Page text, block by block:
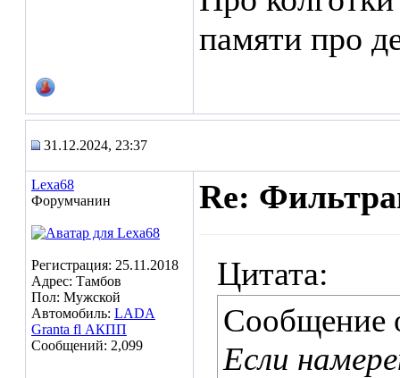
памяти про
31.12.2024, 23:37
Lexa68
Форумчанин
Регистрация: 25.11.2018
Адрес: Тамбов
Пол: Мужской
Автомобиль: LADA
Granta fl АКПП
Сообщений: 2,099
Re:
Цитата:
Сообщение
Если